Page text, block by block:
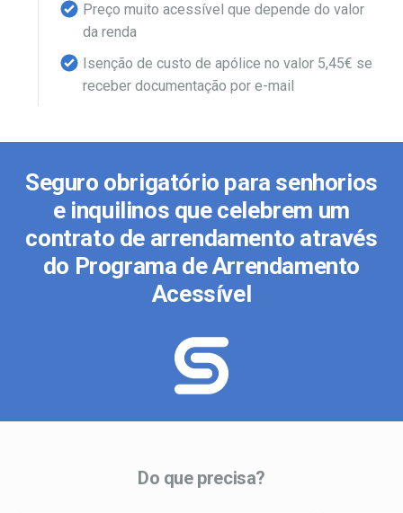
Preço muito acessível que depende do valor
da renda
Isenção de custo de apólice no valor 5,45€ se
receber documentação por e-mail
Seguro obrigatório para senhorios
e inquilinos que celebrem um
contrato de arrendamento através
do Programa de Arrendamento
Acessível
Do que precisa?